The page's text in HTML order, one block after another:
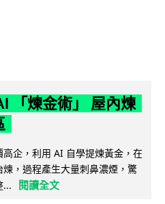
「煉金術」 屋內煉
企，利用 AI 自學提煉黃金，在
，過程產生大量刺鼻濃煙，驚
...
閱讀全文